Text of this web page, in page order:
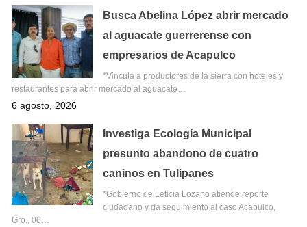
Busca Abelina López abrir mercado
al aguacate guerrerense con
empresarios de Acapulco
*Vincula a productores de la sierra con hoteles y
restaurantes para abrir mercado al aguacate…
6 agosto, 2026
Investiga Ecología Municipal
presunto abandono de cuatro
caninos en Tulipanes
*Gobierno de Leticia Lozano atiende reporte
ciudadano y da seguimiento al caso Acapulco,
Gro., 06…